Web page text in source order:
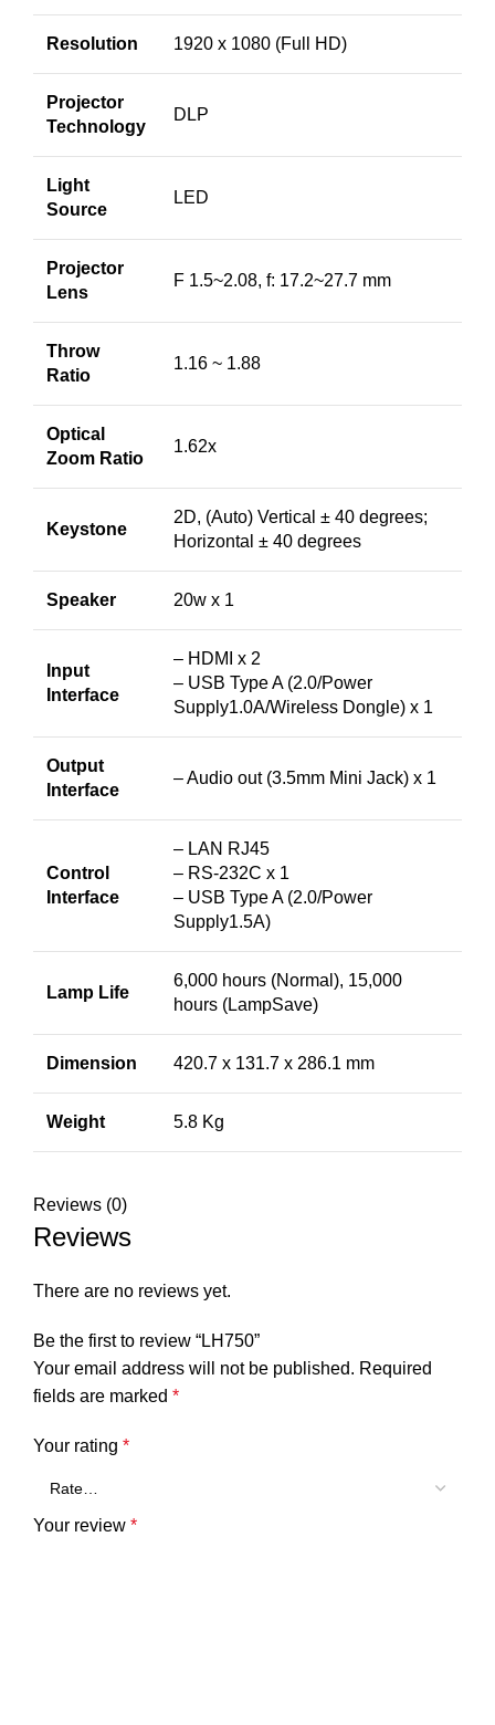
Resolution 1920 x 1080 (Full HD)
Projector
Technology
DLP
Light
Source
LED
Projector
Lens
F 1.5~2.08, f: 17.2~27.7 mm
Throw
Ratio
1.16 ~ 1.88
Optical
Zoom Ratio
1.62x
Keystone
2D, (Auto) Vertical ± 40 degrees;
Horizontal ± 40 degrees
Speaker 20w x 1
Input
Interface
– HDMI x 2
– USB Type A (2.0/Power
Supply1.0A/Wireless Dongle) x 1
Output
Interface
– Audio out (3.5mm Mini Jack) x 1
Control
Interface
– LAN RJ45
– RS-232C x 1
– USB Type A (2.0/Power
Supply1.5A)
Lamp Life
6,000 hours (Normal), 15,000
hours (LampSave)
Dimension 420.7 x 131.7 x 286.1 mm
Weight 5.8 Kg
Reviews (0)
Reviews
There are no reviews yet.
Be the first to review “LH750”
Your email address will not be published. Required
fields are marked *
Your rating *
Your review *